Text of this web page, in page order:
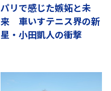
パリで感じた嫉妬と未
来 車いすテニス界の新
星・小田凱人の衝撃